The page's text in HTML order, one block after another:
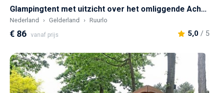
Glampingtent met uitzicht over het omliggende Achterhoekse coulisselandschap
Nederland Gelderland Ruurlo
€ 86 vanaf prijs 5,0 / 5